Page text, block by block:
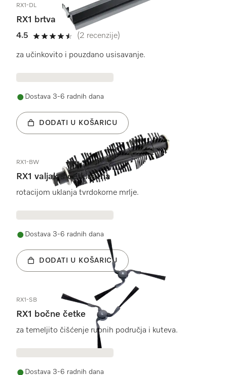
RX1-DL
RX1 brtva
4.5
4.5 od 5
(2 recenzije)
za učinkovito i pouzdano usisavanje.
Dostava 3-6 radnih dana
DODATI U KOŠARICU
RX1-BW
RX1 valjak s četkicama
rotacijom uklanja tvrdokorne mrlje.
Dostava 3-6 radnih dana
DODATI U KOŠARICU
RX1-SB
RX1 bočne četke
za temeljito čišćenje rubnih područja i kuteva.
Dostava 3-6 radnih dana